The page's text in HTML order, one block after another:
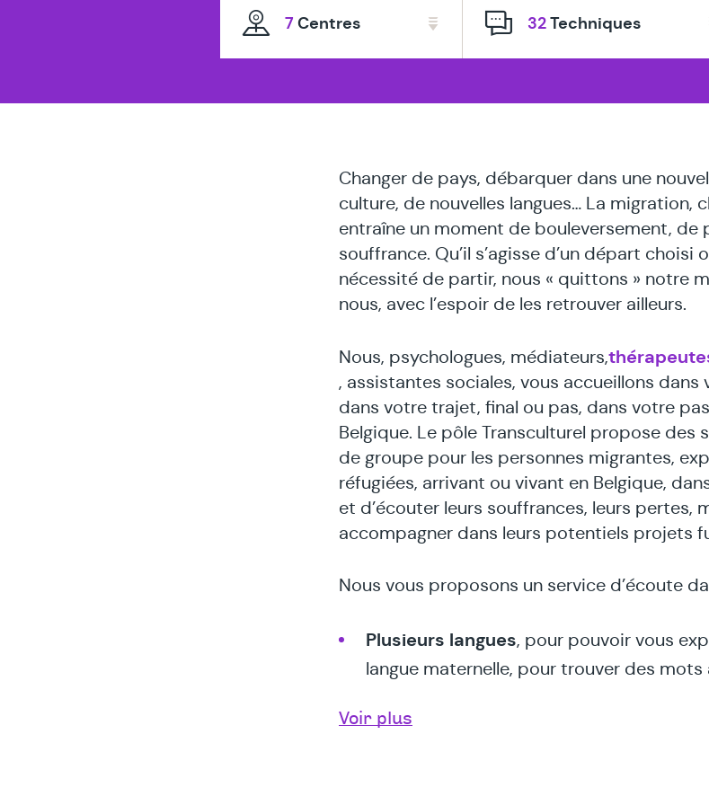
spécialisé
en
7 Centres 32Techniques
Changer de pays, débarquer dans une
culture, de nouvelles langues… La migration,
entraîne un moment de bouleversement, de
souffrance. Qu’il s’agisse d’un départ choisi
nécessité de partir, nous « quittons » notre
nous, avec l’espoir de les retrouver ailleurs.
Nous, psychologues, médiateurs,
, assistantes sociales, vous accueillons dans
dans votre trajet, final ou pas, dans votre
Belgique. Le pôle Transculturel propose des
de groupe pour les personnes migrantes,
réfugiées, arrivant ou vivant en Belgique,
et d’écouter leurs souffrances, leurs pertes,
accompagner dans leurs potentiels projets
Nous vous proposons un service d’écoute
Plusieurs langues, pour pouvoir vous
langue maternelle, pour trouver des mots
Voir plus